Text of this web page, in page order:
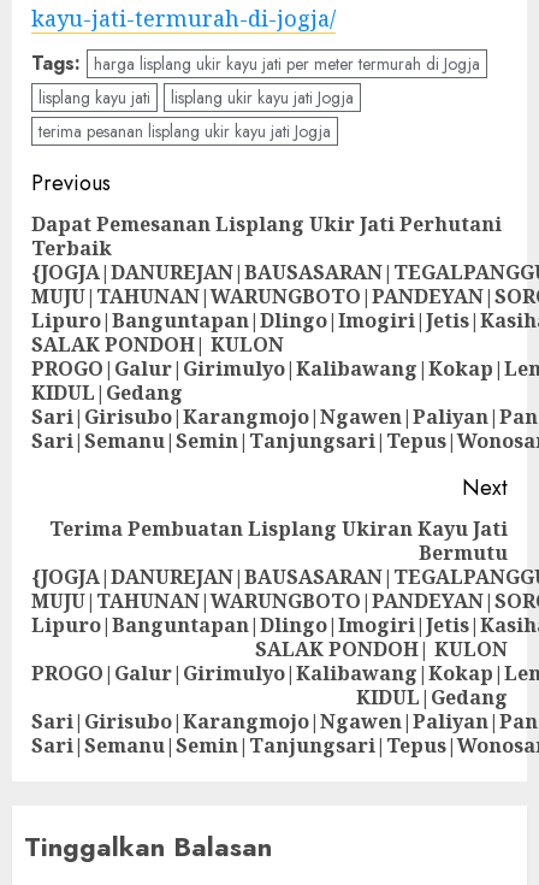
kayu-jati-termurah-di-jogja/
Tags: harga lisplang ukir kayu jati per meter termurah di Jogja
lisplang kayu jati
lisplang ukir kayu jati Jogja
terima pesanan lisplang ukir kayu jati Jogja
Previous
Dapat Pemesanan Lisplang Ukir Jati Perhutani
Terbaik
SALAK PONDOH| KULON
KIDUL|Gedang
Next
Terima Pembuatan Lisplang Ukiran Kayu Jati
Bermutu
SALAK PONDOH| KULON
KIDUL|Gedang
Tinggalkan Balasan